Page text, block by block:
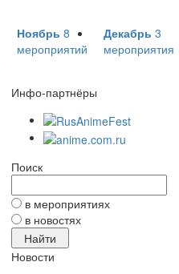
Ноябрь 8
мероприятий
Декабрь 3
мероприятия
Инфо-партнёры
Поиск
в мероприятиях
в новостях
Новости